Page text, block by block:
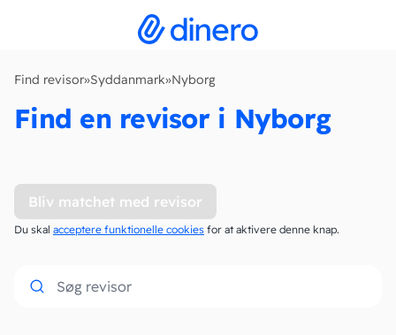
Find revisor»Syddanmark»Nyborg
Find en revisor i Nyborg
Bliv matchet med revisor
Du skal acceptere funktionelle cookies for at aktivere denne knap.